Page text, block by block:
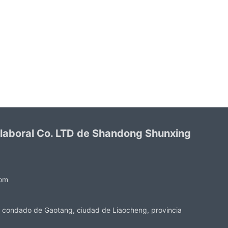
Co. LTD de Shandong Shunxing
condado de Gaotang, ciudad de Liaocheng, provincia